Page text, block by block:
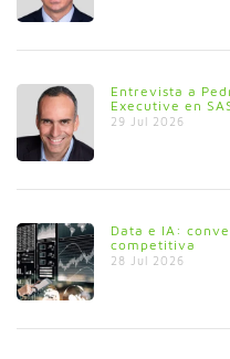
Entrevista a
Executive en
29 Jul 2026
Data e IA:
competitiva
28 Jul 2026